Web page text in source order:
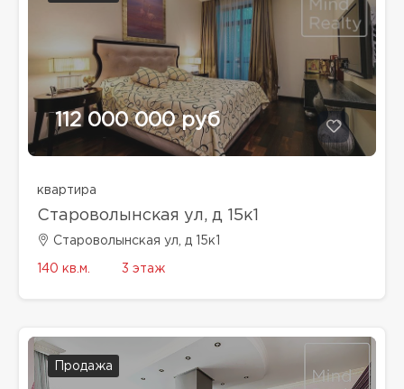
112 000 000 руб
квартира
Староволынская ул, д 15к1
Староволынская ул, д 15к1
140 кв.м. 3 этаж
Продажа